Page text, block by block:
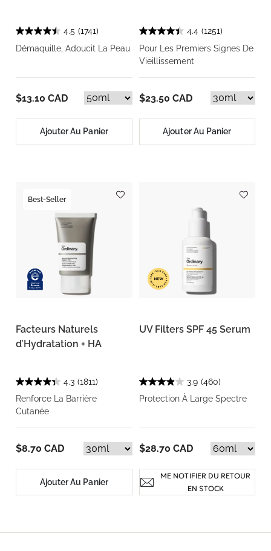
4.5 (1741)
Démaquille, Adoucit La Peau
$13.10 CAD
Ajouter Au Panier
4.4 (1251)
Pour Les Premiers Signes De
Vieillissement
$23.50 CAD
Ajouter Au Panier
Best-Seller
Facteurs Naturels
d’Hydratation + HA
4.3 (1811)
Renforce La Barrière
Cutanée
$8.70 CAD
Ajouter Au Panier
UV Filters SPF 45 Serum
3.9 (460)
Protection À Large Spectre
$28.70 CAD
ME NOTIFIER DU RETOUR
EN STOCK